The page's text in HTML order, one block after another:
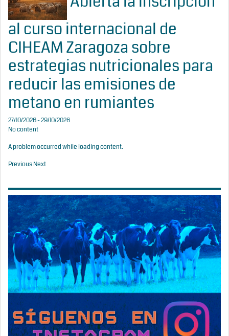
al curso internacional de
CIHEAM Zaragoza sobre
estrategias nutricionales para
reducir las emisiones de
metano en rumiantes
27/10/2026 - 29/10/2026
No content
A problem occurred while loading content.
PreviousNext